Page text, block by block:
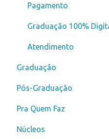
Pagamento
Graduação 100%
Atendimento
Graduação
Novos alunos
Curso de Férias
Secretaria
Pós-Graduação
Pra Quem Faz
Núcleos